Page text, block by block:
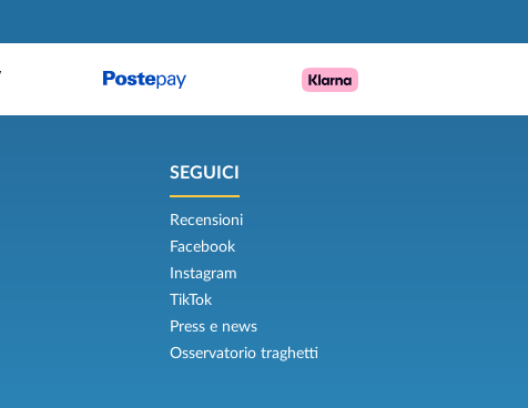
SEGUICI
Recensioni
Facebook
Instagram
TikTok
Press e news
Osservatorio traghetti